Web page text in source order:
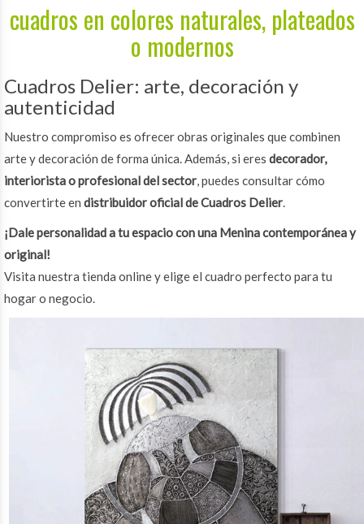
cuadros en colores naturales, plateados
o modernos
Cuadros Delier: arte, decoración y
autenticidad
Nuestro compromiso es ofrecer obras originales que combinen
arte y decoración de forma única. Además, si eres decorador,
interiorista o profesional del sector, puedes consultar cómo
convertirte en distribuidor oficial de Cuadros Delier.
¡Dale personalidad a tu espacio con una Menina contemporánea y
original!
Visita nuestra tienda online y elige el cuadro perfecto para tu
hogar o negocio.